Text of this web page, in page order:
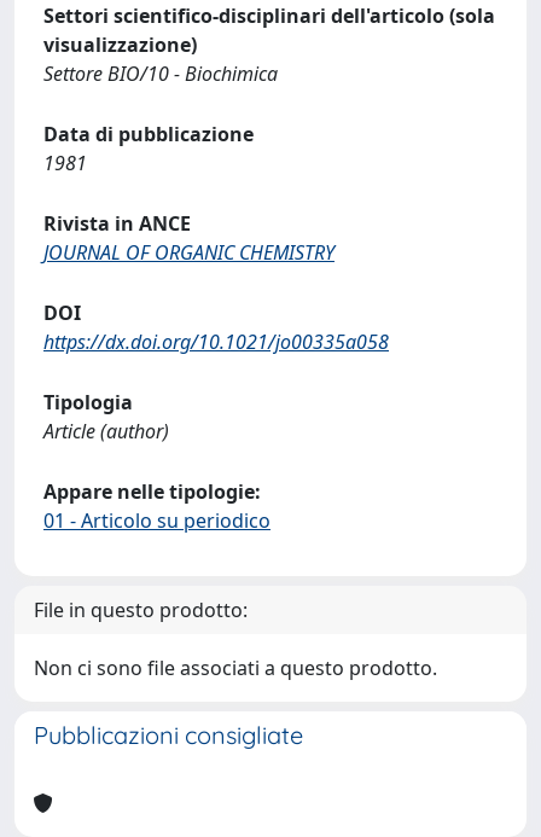
Settori scientifico-disciplinari dell'articolo (sola
visualizzazione)
Settore BIO/10 - Biochimica
Data di pubblicazione
1981
Rivista in ANCE
JOURNAL OF ORGANIC CHEMISTRY
DOI
https://dx.doi.org/10.1021/jo00335a058
Tipologia
Article (author)
Appare nelle tipologie:
01 - Articolo su periodico
File in questo prodotto:
Non ci sono file associati a questo prodotto.
Pubblicazioni consigliate